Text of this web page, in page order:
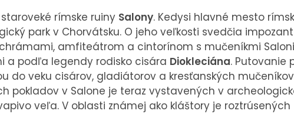
rímske ruiny Salony. Kedysi hlavné mesto
park v Chorvátsku. O jeho veľkosti svedčia
amfiteátrom a cintorínom s mučeníkmi
a podľa legendy rodisko cisára Diokleciána. Putovanie
do veku cisárov, gladiátorov a kresťanských
pokladov v Salone je teraz vystavených v
veľa. V oblasti známej ako kláštory je